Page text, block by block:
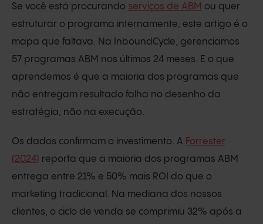
Se você está procurando serviços de ABM ou quer
estruturar o programa internamente, este artigo é o
mapa que faltava. Na InboundCycle, gerenciamos
57 programas ABM nos últimos 24 meses. E o que
aprendemos é que a maioria dos programas que
não entregam resultado falha no desenho da
estratégia, não na execução.
Os dados confirmam o investimento. A Forrester
(2024) reporta que a maioria dos programas ABM
entrega entre 21% e 50% mais ROI do que o
marketing tradicional. Na mediana dos nossos
clientes, o ciclo de venda se comprimiu 32% após a